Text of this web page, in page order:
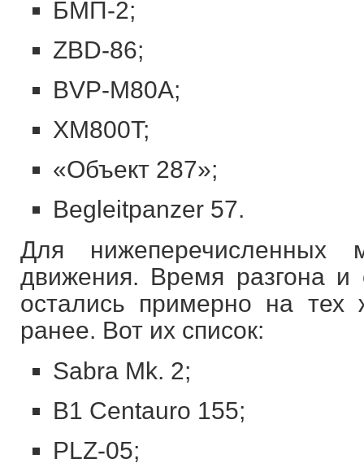
БМП-2;
ZBD-86;
BVP-M80A;
XM800T;
«Объект 287»;
Begleitpanzer 57.
Для нижеперечисленных
движения. Время разгона и
остались примерно на
ранее. Вот их список:
Sabra Mk. 2;
B1 Centauro 155;
PLZ-05;